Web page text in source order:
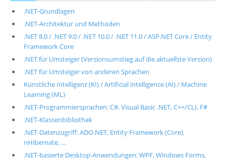
.NET-Grundlagen
.NET-Architektur und Methoden
.NET 8.0 / .NET 9.0 / .NET 10.0 / .NET 11.0 / ASP.NET Core / Entity
Framework Core
.NET für Umsteiger (Versionsumstieg auf die aktuellste Version)
.NET für Umsteiger von anderen Sprachen
Künstliche Intelligenz (KI) / Artificial intelligence (AI) / Machine
Learning (ML)
.NET-Programmiersprachen: C#, Visual Basic .NET, C++/CLI, F#
.NET-Klassenbibliothek
.NET-Datenzugriff: ADO.NET, Entity Framework (Core),
nHibernate, …
.NET-basierte Desktop-Anwendungen: WPF, Windows Forms,